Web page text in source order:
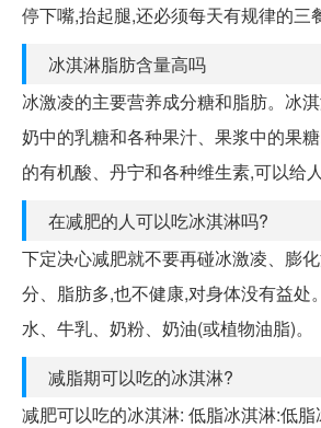
停下嘴,抬起腿,还必须每天有规律的三
冰淇淋脂肪含量高吗
冰激凌的主要营养成分糖和脂肪。冰
奶中的乳糖和各种果汁、果浆中的果
的有机酸、丹宁和各种维生素,可以给人
在减肥的人可以吃冰淇淋吗?
下定决心减肥就不要再碰冰激凌、膨
分、脂肪多,也不健康,对身体没有益处
水、牛乳、奶粉、奶油(或植物油脂)。
减脂期可以吃的冰淇淋?
减肥可以吃的冰淇淋: 低脂冰淇淋:低